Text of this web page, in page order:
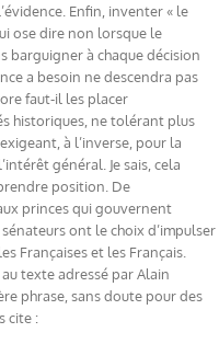
Enfin, inventer « le
ose dire non lorsque le
barguigner à chaque décision
a besoin ne descendra pas
faut-il les placer
historiques, ne tolérant plus
à l’inverse, pour la
général. Je sais, cela
position. De
princes qui gouvernent
ont le choix d’impulser
Françaises et les Français.
texte adressé par Alain
phrase, sans doute pour des
cite :